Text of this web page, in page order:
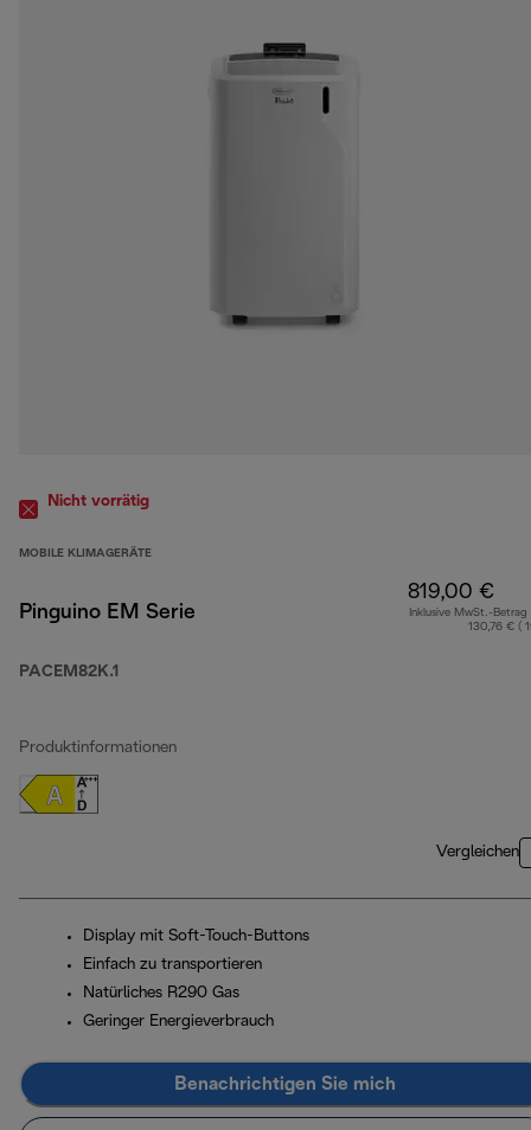
Nicht vorrätig
MOBILE KLIMAGERÄTE
Pinguino EM Serie
PACEM82K.1
819,00 €
Inklusive MwSt.-Betrag
130,76 € (
Produktinformationen
Vergleichen
Display mit Soft-Touch-Buttons
Einfach zu transportieren
Natürliches R290 Gas
Geringer Energieverbrauch
Benachrichtigen Sie mich